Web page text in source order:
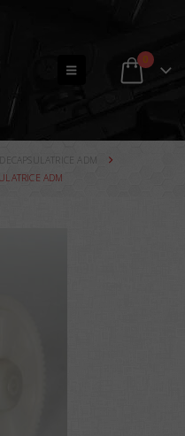
0
ADM
ADM